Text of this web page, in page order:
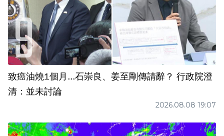
致癌油燒1個月...石崇良、姜至剛傳請辭？ 行政院澄
清：並未討論
2026.08.08 19:07